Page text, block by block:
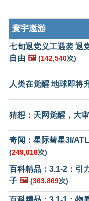
寰宇遨游
七旬退党义工遇袭 退
自由 🖼️ (142,540次)
人类在觉醒 地球即将
猜想：天网觉醒，大
奇闻：星际彗星3I/
(249,018次)
百科精品：3.1-2：引
子 🖼️ (363,869次)